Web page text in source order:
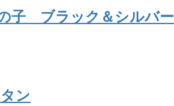
子 ブラック＆シルバー
ン